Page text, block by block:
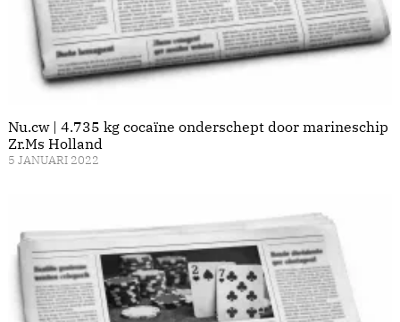
Nu.cw | 4.735 kg cocaïne onderschept door marineschip
Zr.Ms Holland
5 JANUARI 2022